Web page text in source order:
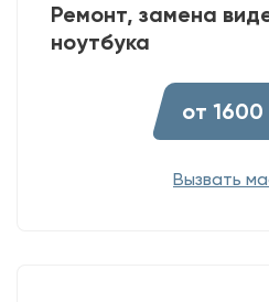
Ремонт, замена
ноутбука
от 1600
Вызвать